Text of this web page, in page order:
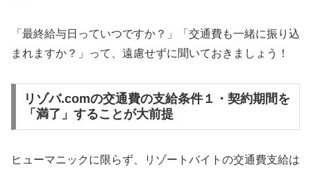
「最終給与日っていつですか？」「交通費も一緒に振り込
まれますか？」って、遠慮せずに聞いておきましょう！
リゾバ.comの交通費の支給条件１・契約期間を
「満了」することが大前提
ヒューマニックに限らず、リゾートバイトの交通費支給は